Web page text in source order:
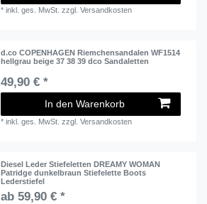
*inkl. ges. MwSt. zzgl.Versandkosten
d.co COPENHAGEN Riemchensandalen WF1514
hellgrau beige 37 38 39 dco Sandaletten
49,90 € *
In den Warenkorb
*inkl. ges. MwSt. zzgl.Versandkosten
Diesel Leder Stiefeletten DREAMY WOMAN
Patridge dunkelbraun Stiefelette Boots
Lederstiefel
ab 59,90 € *